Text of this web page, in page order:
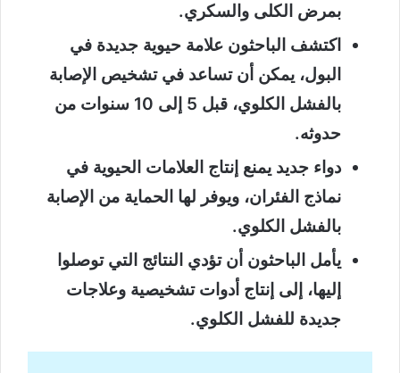
بمرض الكلى والسكري.
اكتشف الباحثون علامة حيوية جديدة في
البول، يمكن أن تساعد في تشخيص الإصابة
بالفشل الكلوي، قبل 5 إلى 10 سنوات من
حدوثه.
دواء جديد يمنع إنتاج العلامات الحيوية في
نماذج الفئران، ويوفر لها الحماية من الإصابة
بالفشل الكلوي.
يأمل الباحثون أن تؤدي النتائج التي توصلوا
إليها، إلى إنتاج أدوات تشخيصية وعلاجات
جديدة للفشل الكلوي.